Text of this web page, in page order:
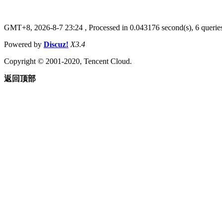
GMT+8, 2026-8-7 23:24 , Processed in 0.043176 second(s), 6
Powered by Discuz! X3.4
Copyright © 2001-2020, Tencent Cloud.
返回顶部